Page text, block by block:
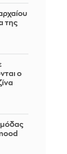
της
ο